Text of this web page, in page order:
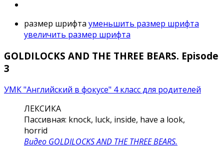
размер шрифта уменьшить размер шрифта
увеличить размер шрифта
GOLDILOCKS AND THE THREE BEARS. Episode
3
УМК "Английский в фокусе" 4 класс для родителей
ЛЕКСИКА
Пассивная: knock, luck, inside, have a look,
horrid
Видео GOLDILOCKS AND THE THREE BEARS.